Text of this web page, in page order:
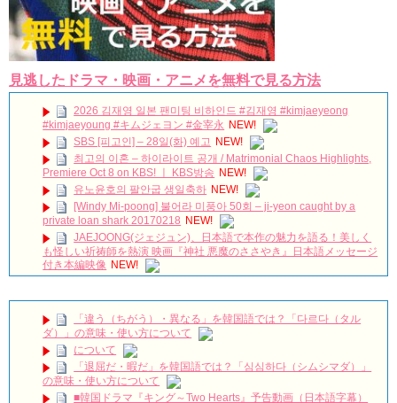
見逃したドラマ・映画・アニメを無料で見る方法
2026 김재영 일본 팬미팅 비하인드 #김재영 #kimjaeyeong
#kimjaeyoung #キムジェヨン #金宰永 NEW!
SBS [피고인] – 28일(화) 예고 NEW!
최고의 이혼 – 하이라이트 공개 / Matrimonial Chaos Highlights,
Premiere Oct 8 on KBS! ㅣ KBS방송 NEW!
유노윤호의 팔안굽 생일축하 NEW!
[Windy Mi-poong] 불어라 미풍아 50회 – ji-yeon caught by a
private loan shark 20170218 NEW!
JAEJOONG(ジェジュン)、日本語で本作の魅力を語る！美しく
も怪しい祈祷師を熱演 映画『神社 悪魔のささやき』日本語メッセージ
付き本編映像 NEW!
ソ・イングクさんもうホテル着いたかな？いよいよ
タイのフ
ァンミだ〜✨お留守番寂しいから一緒にホテル行ってる妄想🤭😂
NEW!
Netflix韓国映画『ヒューミント』制作発表会｜ケミが意外すぎ
る
NEW!
「七日の王妃」パク・ミニョン インタビュー 7/3発売ＤＶＤ
「違う（ちがう）・異なる」を韓国語では？「다르다（タル
ダ）」の意味・使い方について
について
「退屈だ・暇だ」を韓国語では？「심심하다（シムシマダ）」
の意味・使い方について
■韓国ドラマ『キング～Two Hearts』予告動画（日本語字幕）